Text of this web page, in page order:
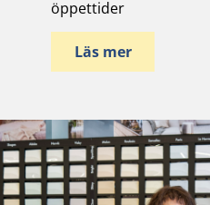
öppettider
Läs mer